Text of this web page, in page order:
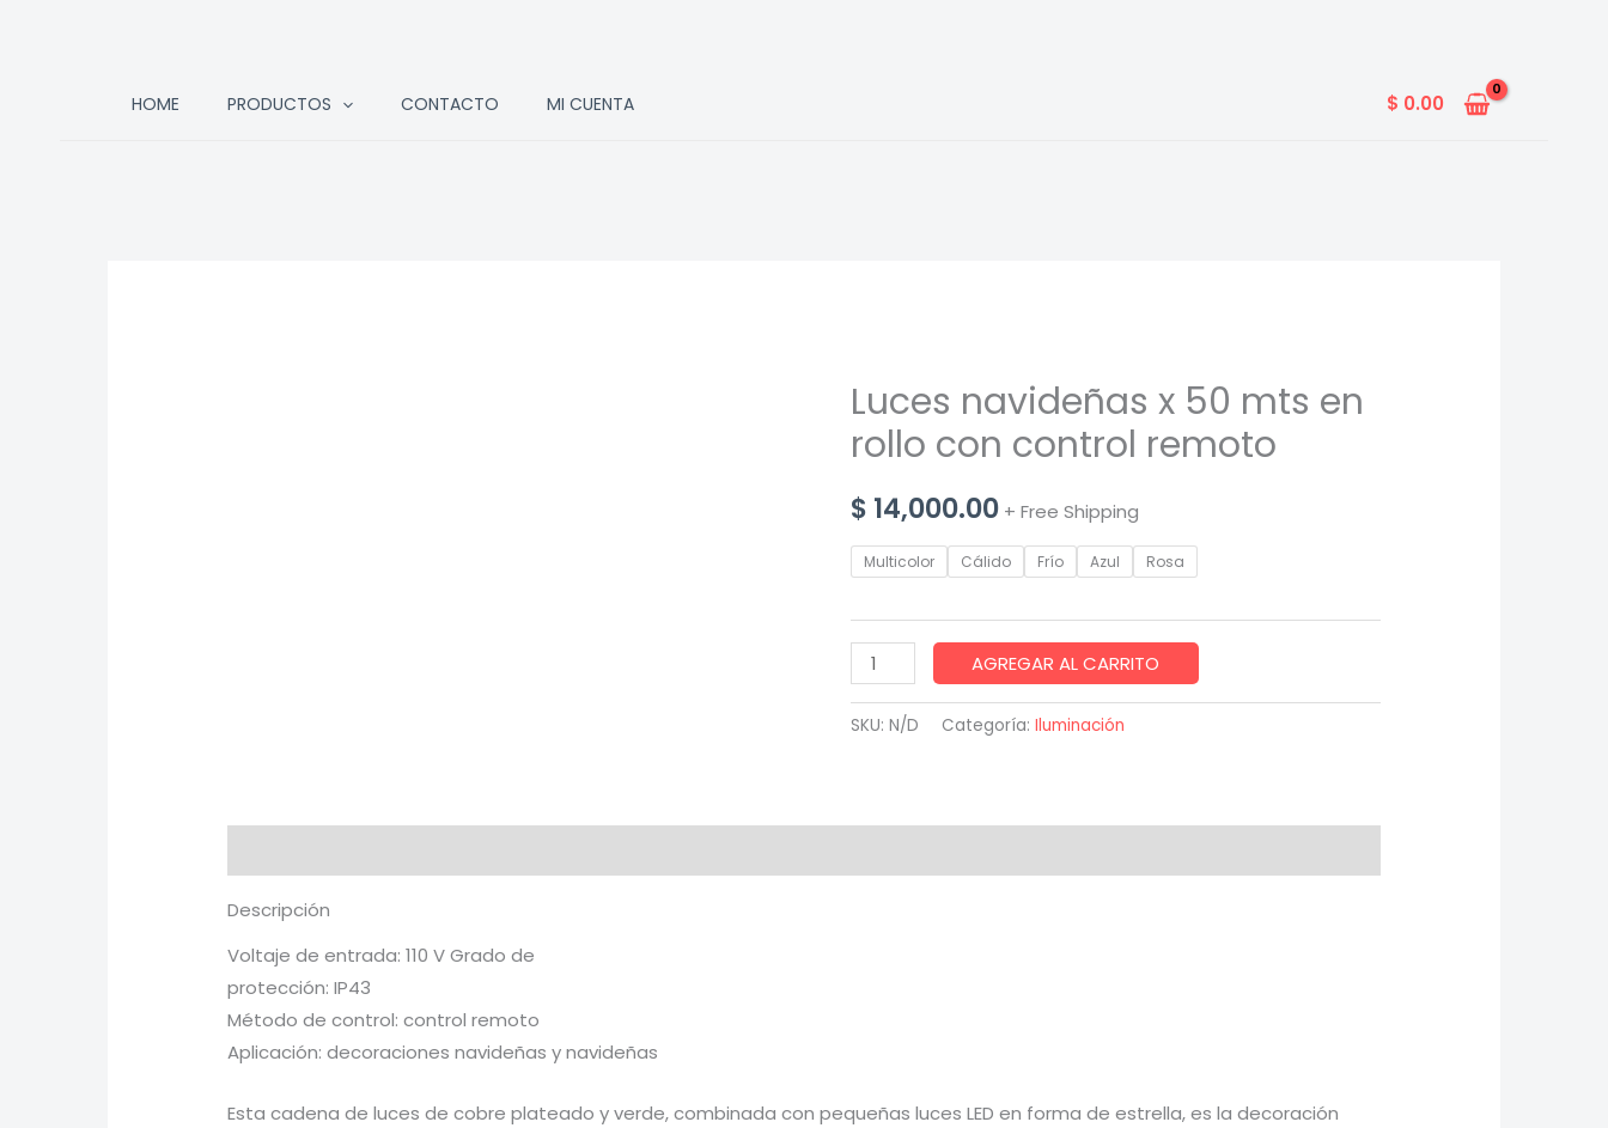
HOME PRODUCTOS CONTACTO MI CUENTA $ 0.00
Luces navideñas x 50 mts en
rollo con control remoto
$ 14,000.00 + Free Shipping
Multicolor Cálido Frío Azul Rosa
Luces
navideñas
x
con
AGREGAR AL CARRITO
SKU: N/D Categoría: Iluminación
Descripción
Voltaje de entrada: 110 V Grado de
protección: IP43
Método de control: control remoto
Aplicación: decoraciones navideñas y navideñas
Esta cadena de luces de cobre plateado y verde, combinada con pequeñas luces LED en forma de estrella, es la decoración